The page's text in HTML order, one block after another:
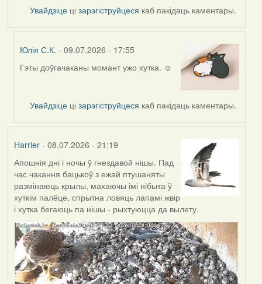
Увайдзіце цізарэгіструйцеся каб пакідаць каментары.
Юлія С.К. - 09.07.2026 - 17:55
In
Гэты доўгачаканы момант ужо хутка. ☺️
Увайдзіце цізарэгіструйцеся каб пакідаць каментары.
Harrier- 08.07.2026 - 21:19
Апошнія дні і ночы ў гнездавой нішы. Пад
час чакання бацькоў з ежай птушаняты
размінаюць крылы, махаючы імі нібыта ў
хуткім палёце, спрытна ловяць лапамі жвір
і хутка бегаюць па нішы - рыхтуюцца да вылету.